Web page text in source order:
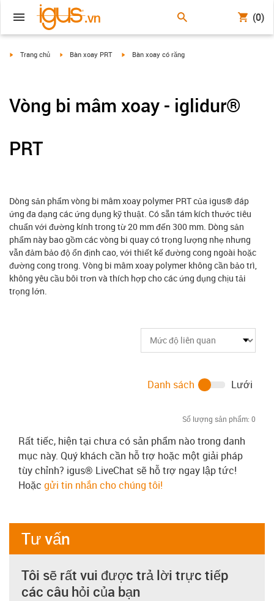
(0)
igus-icon-arrow-right
Trang chủ igus-icon-arrow-right
Bàn xoay PRT igus-icon-arrow-right
Bàn xoay có răng
Vòng bi mâm xoay - iglidur®
PRT
Dòng sản phẩm vòng bi mâm xoay polymer PRT của igus® đáp
ứng đa dạng các ứng dụng kỹ thuật. Có sẵn tám kích thước tiêu
chuẩn với đường kính trong từ 20 mm đến 300 mm. Dòng sản
phẩm này bao gồm các vòng bi quay có trọng lượng nhẹ nhưng
vẫn đảm bảo độ ổn định cao, với thiết kế đường cong ngoài hoặc
đường cong trong. Vòng bi mâm xoay polymer không cần bảo trì,
không yêu cầu bôi trơn và thích hợp cho các ứng dụng chịu tải
trọng lớn.
Số lượng sản phẩm: 0
Danh sách Lưới
Rất tiếc, hiện tại chưa có sản phẩm nào trong danh
mục này. Quý khách cần hỗ trợ hoặc một giải pháp
tùy chỉnh? igus® LiveChat sẽ hỗ trợ ngay lập tức!
Hoặc gửi tin nhắn cho chúng tôi!
Tư vấn
Tôi sẽ rất vui được trả lời trực tiếp
các câu hỏi của bạn